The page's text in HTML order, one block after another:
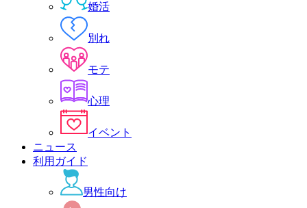
婚活
別れ
モテ
心理
イベント
ニュース
利用ガイド
男性向け